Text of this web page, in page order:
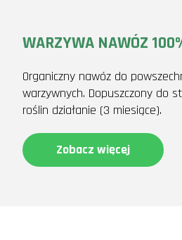
WARZYWA NAWÓZ
Organiczny nawóz do
warzywnych. Dopuszczony do
roślin działanie (3 miesiące).
Zobacz więcej